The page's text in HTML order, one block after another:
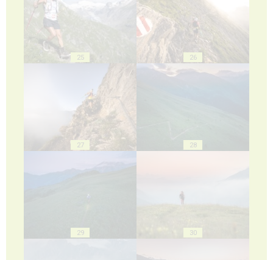
25 26
27 28
29 30